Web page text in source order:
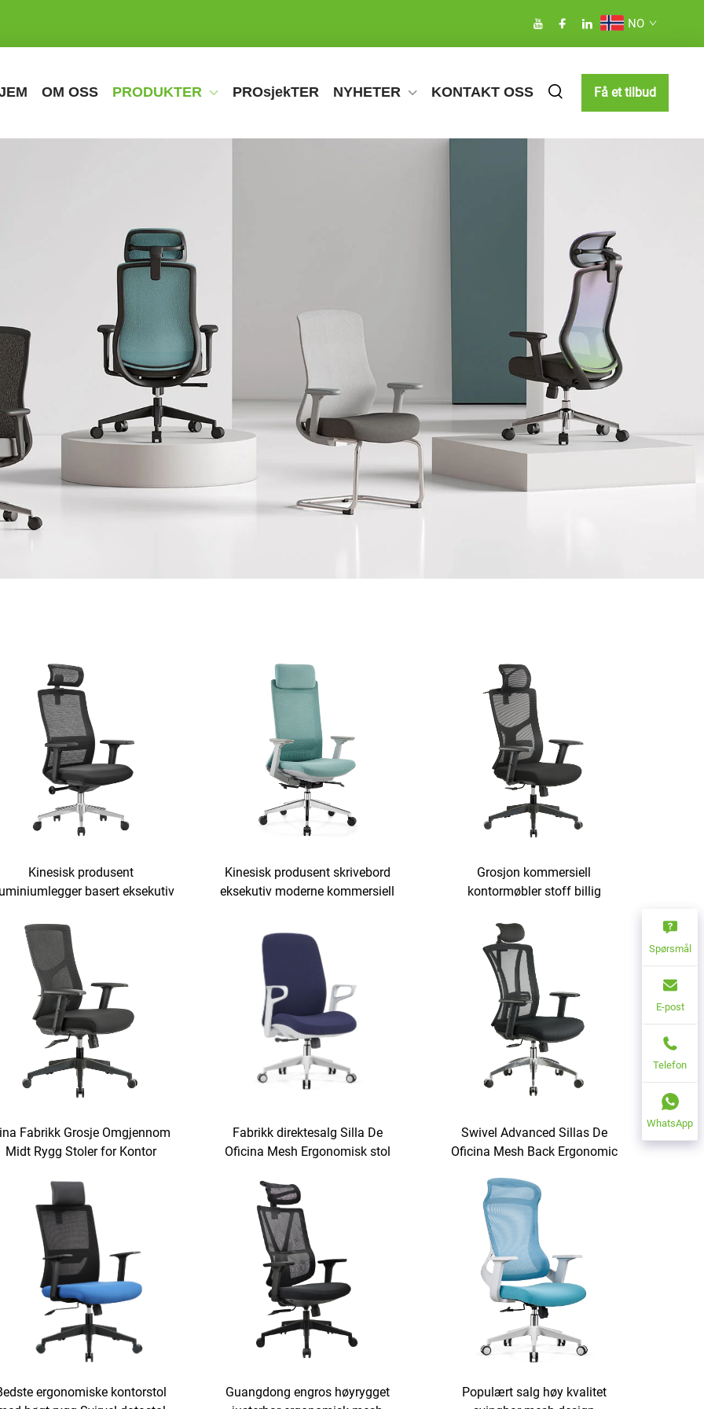
NO
OM OSS PRODUKTER PROsjekTER NYHETER KONTAKT OSS Få et tilbud
Kinesisk produsent
basert eksekutiv
kontorstoler silla de oficina
Kinesisk produsent skrivebord
eksekutiv moderne kommersiell
stoff
Grosjon kommersiell
kontormøbler stoff billig
eksekutivstol justerbar nettverks
kontorstoler
Fabrikk Grosje Omgjennom
Midt Rygg Stoler for Kontor
Kontorstol med Hjul
Fabrikk direktesalg Silla De
Oficina Mesh Ergonomisk stol
ansatte Midtrygg Datakontorstol
Swivel Advanced Sillas De
Oficina Mesh Back Ergonomic
ergonomiske kontorstol
Guangdong engros høyrygget
Populært salg høy kvalitet
Spørsmål
E-post
Telefon
WhatsApp